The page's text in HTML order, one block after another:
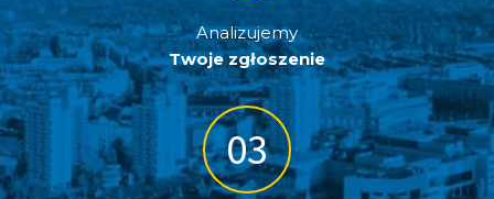
Analizujemy
Twoje zgłoszenie